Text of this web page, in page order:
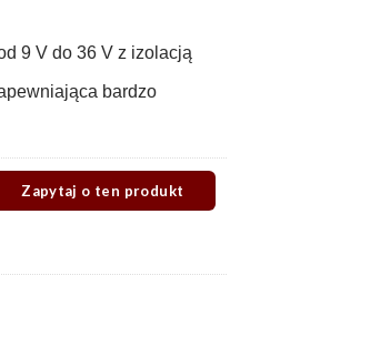
9 V do 36 V z izolacją
bardzo